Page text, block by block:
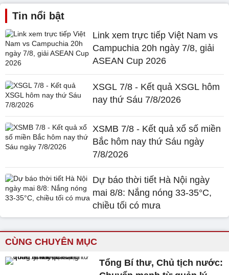
Tin nổi bật
Link xem trực tiếp Việt Nam vs
Campuchia 20h ngày 7/8, giải
ASEAN Cup 2026
XSGL 7/8 - Kết quả XSGL hôm
nay thứ Sáu 7/8/2026
XSMB 7/8 - Kết quả xổ số miền
Bắc hôm nay thứ Sáu ngày
7/8/2026
Dự báo thời tiết Hà Nội ngày
mai 8/8: Nắng nóng 33-35°C,
chiều tối có mưa
CÙNG CHUYÊN MỤC
Tổng Bí thư, Chủ tịch nước: